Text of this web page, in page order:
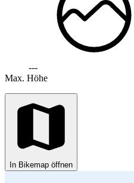
---
Max. Höhe
In Bikemap öffnen